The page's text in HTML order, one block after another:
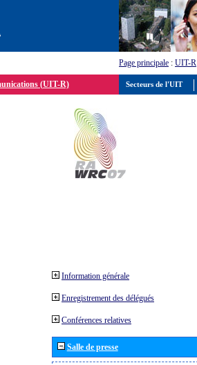
Page principale : UIT-R
(UIT-R)
Information générale
Enregistrement des délégués
Conférences relatives
Salle de presse
Secteurs de l'UIT